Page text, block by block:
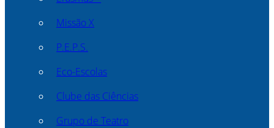
Missão X
P.E.P.S.
Eco-Escolas
Clube das Ciências
Grupo de Teatro